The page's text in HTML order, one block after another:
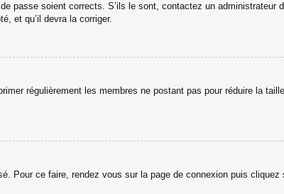
passe soient corrects. S’ils le sont, contactez un administrateur
et qu’il devra la corriger.
régulièrement les membres ne postant pas pour réduire la
Pour ce faire, rendez vous sur la page de connexion puis cliquez